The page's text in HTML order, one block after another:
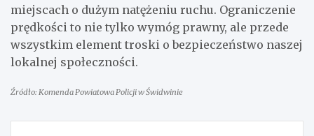
miejscach o dużym natężeniu ruchu. Ograniczenie
prędkości to nie tylko wymóg prawny, ale przede
wszystkim element troski o bezpieczeństwo naszej
lokalnej społeczności.
Źródło: Komenda Powiatowa Policji w Świdwinie